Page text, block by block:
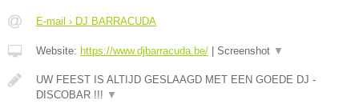
E-mail › DJ BARRACUDA
Website: https://www.djbarracuda.be/ Screenshot ▼
UW FEEST IS ALTIJD GESLAAGD MET EEN GOEDE DJ -
DISCOBAR !!! ▼